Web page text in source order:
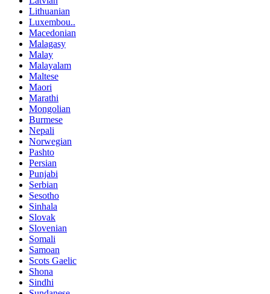
Lithuanian
Luxembou..
Macedonian
Malagasy
Malay
Malayalam
Maltese
Maori
Marathi
Mongolian
Burmese
Nepali
Norwegian
Pashto
Persian
Punjabi
Serbian
Sesotho
Sinhala
Slovak
Slovenian
Somali
Samoan
Scots Gaelic
Shona
Sindhi